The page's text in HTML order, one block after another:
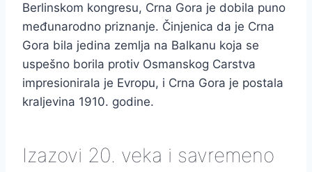
Berlinskom kongresu, Crna Gora je dobila puno
međunarodno priznanje. Činjenica da je Crna
Gora bila jedina zemlja na Balkanu koja se
uspešno borila protiv Osmanskog Carstva
impresionirala je Evropu, i Crna Gora je postala
kraljevina 1910. godine.
Izazovi 20. veka i savremeno